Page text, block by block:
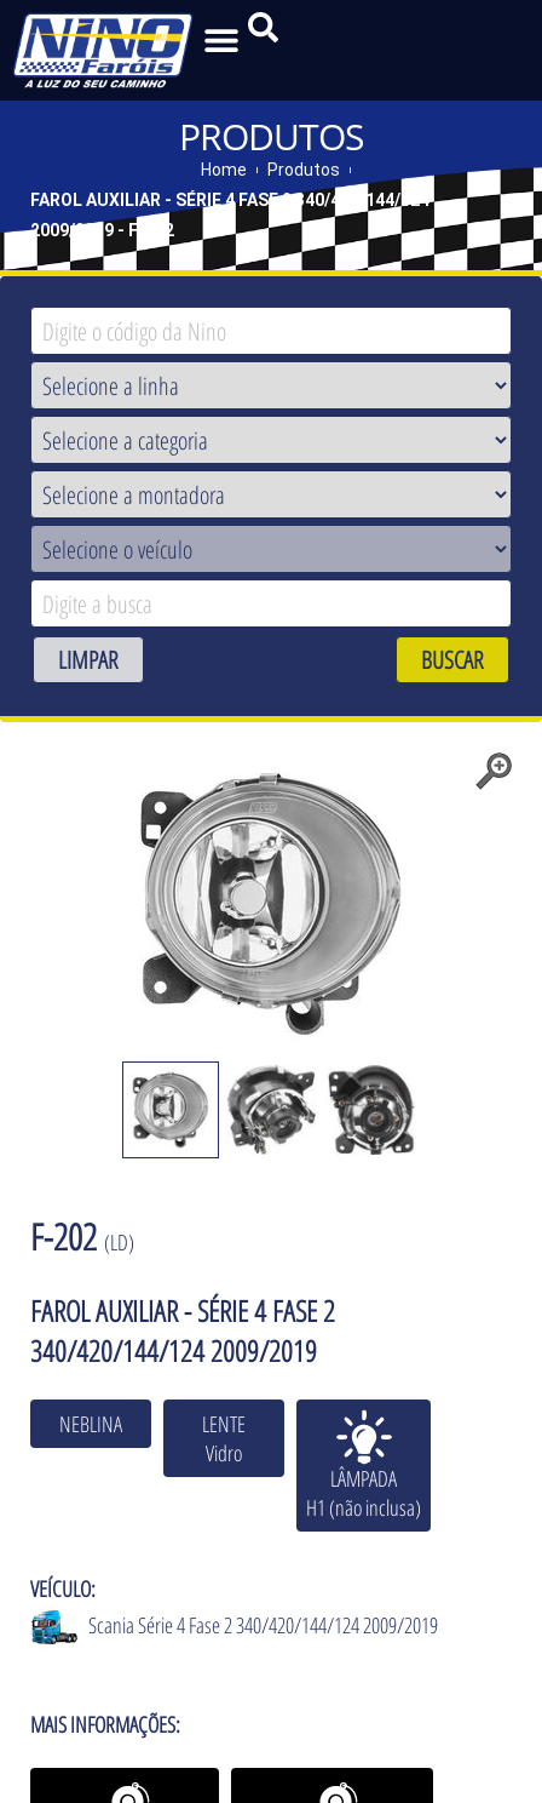
PRODUTOS
Home
Produtos
FAROL AUXILIAR - SÉRIE 4 FASE 2 340/420/144/124
2009/2019 - F-202
LIMPAR BUSCAR
F-202 (LD)
FAROL AUXILIAR - SÉRIE 4 FASE 2
340/420/144/124 2009/2019
NEBLINA
LENTE
Vidro
LÂMPADA
H1 (não inclusa)
VEÍCULO:
Scania Série 4 Fase 2 340/420/144/124 2009/2019
MAIS INFORMAÇÕES: